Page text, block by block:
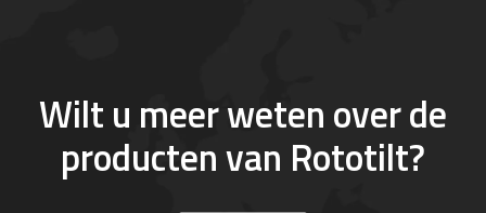
Wilt u meer weten over de
producten van Rototilt?